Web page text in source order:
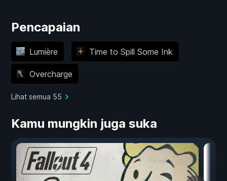
Pencapaian
Lumière Time to Spill Some Ink
Overcharge
Lihat semua 55
Kamu mungkin juga suka